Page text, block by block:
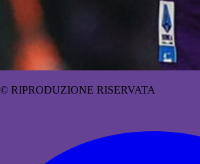
© RIPRODUZIONE RISERVATA